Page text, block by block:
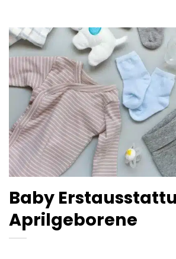
Baby
Aprilgeborene